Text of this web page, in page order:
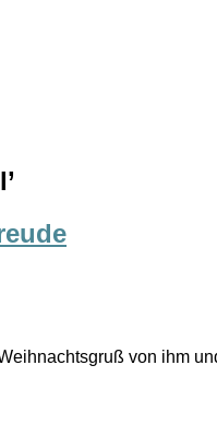
’
von ihm